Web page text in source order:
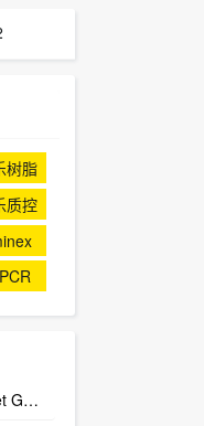
树脂
质控
伯乐ddPCR 1863005 Droplet Generation Oil for probes, include 10X7mL bottle